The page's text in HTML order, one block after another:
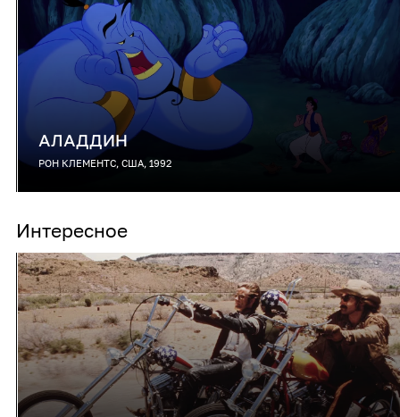
АЛАДДИН
РОН КЛЕМЕНТС, США, 1992
Интересное